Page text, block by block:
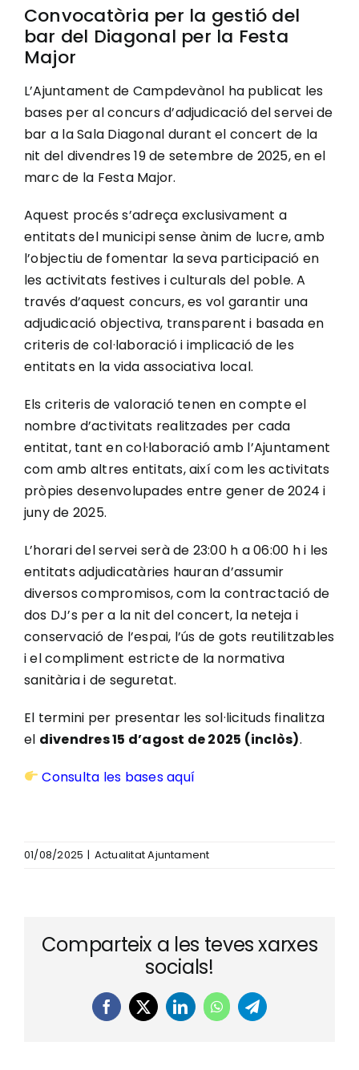
Convocatòria per la gestió del
bar del Diagonal per la Festa
Major
L’Ajuntament de Campdevànol ha publicat les
bases per al concurs d’adjudicació del servei de
bar a la Sala Diagonal durant el concert de la
nit del divendres 19 de setembre de 2025, en el
marc de la Festa Major.
Aquest procés s’adreça exclusivament a
entitats del municipi sense ànim de lucre, amb
l’objectiu de fomentar la seva participació en
les activitats festives i culturals del poble. A
través d’aquest concurs, es vol garantir una
adjudicació objectiva, transparent i basada en
criteris de col·laboració i implicació de les
entitats en la vida associativa local.
Els criteris de valoració tenen en compte el
nombre d’activitats realitzades per cada
entitat, tant en col·laboració amb l’Ajuntament
com amb altres entitats, així com les activitats
pròpies desenvolupades entre gener de 2024 i
juny de 2025.
L’horari del servei serà de 23:00 h a 06:00 h i les
entitats adjudicatàries hauran d’assumir
diversos compromisos, com la contractació de
dos DJ’s per a la nit del concert, la neteja i
conservació de l’espai, l’ús de gots reutilitzables
i el compliment estricte de la normativa
sanitària i de seguretat.
El termini per presentar les sol·licituds finalitza
el divendres 15 d’agost de 2025 (inclòs).
Consulta les bases aquí
01/08/2025 | Actualitat Ajuntament
Comparteix a les teves xarxes
socials!
Facebook
X LinkedInWhatsAppTelegram